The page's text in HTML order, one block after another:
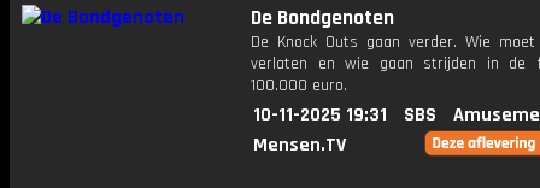
De Bondgenoten
De Knock Outs gaan verder. Wie
verlaten en wie gaan strijden in de
100.000 euro.
10-11-2025 19:31 SBS
Mensen.TV